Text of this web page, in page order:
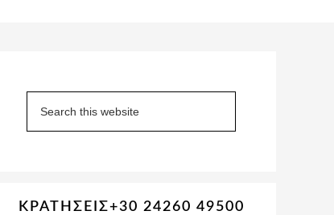
Sidebar
ΚΡΑΤΗΣΕΙΣ+30 24260 49500